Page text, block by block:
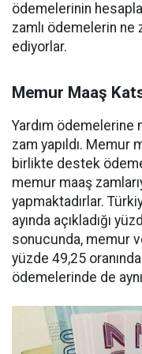
ödemelerinin
zamlı ödemelerin ne
ediyorlar.
Memur Maaş
Yardım ödemelerine
zam yapıldı. Memur
birlikte destek
memur maaş
yapmaktadırlar.
ayında açıkladığı
sonucunda, memur
yüzde 49,25
ödemelerinde de